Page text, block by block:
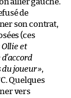
ailier gauche.
de
son contrat,
(ces
Ollie et
joueur »,
Quelques
vers